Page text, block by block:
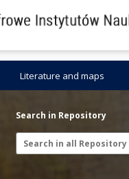
Literature and maps
Search in Repository